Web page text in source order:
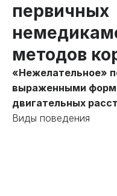
первичных
методов
«Нежелательное»
выраженными
двигательных
Виды поведения